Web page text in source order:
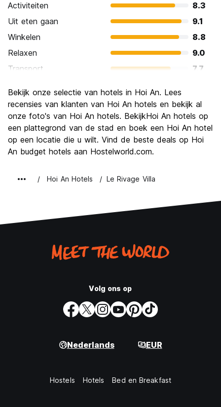
Activiteiten
8.3
Uit eten gaan
9.1
Winkelen
8.8
Relaxen
9.0
Transport
7.7
Cultuur
8.8
Uitgaan
7.0
Waarde voor uw geld
8.4
Bekijk onze selectie van hotels in Hoi An. Lees
recensies van klanten van Hoi An hotels en bekijk al
onze foto's van Hoi An hotels. BekijkHoi An hotels op
een plattegrond van de stad en boek een Hoi An hotel
op een locatie die u wilt. Vind de beste deals op Hoi
An budget hotels aan Hostelworld.com.
Hoi An Hotels Le Rivage Villa
Volg ons op
Nederlands EUR
Hostels Hotels Bed en Breakfast